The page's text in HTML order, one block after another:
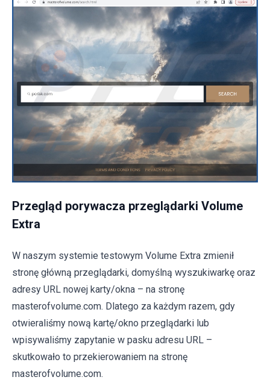
Przegląd porywacza przeglądarki Volume
Extra
W naszym systemie testowym Volume Extra zmienił
stronę główną przeglądarki, domyślną wyszukiwarkę oraz
adresy URL nowej karty/okna – na stronę
masterofvolume.com. Dlatego za każdym razem, gdy
otwieraliśmy nową kartę/okno przeglądarki lub
wpisywaliśmy zapytanie w pasku adresu URL –
skutkowało to przekierowaniem na stronę
masterofvolume.com.